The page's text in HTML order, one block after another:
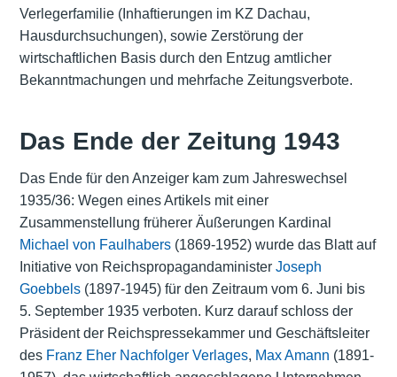
Verlegerfamilie (Inhaftierungen im KZ Dachau,
Hausdurchsuchungen), sowie Zerstörung der
wirtschaftlichen Basis durch den Entzug amtlicher
Bekanntmachungen und mehrfache Zeitungsverbote.
Das Ende der Zeitung 1943
Das Ende für den Anzeiger kam zum Jahreswechsel
1935/36: Wegen eines Artikels mit einer
Zusammenstellung früherer Äußerungen Kardinal
Michael von Faulhabers(1869-1952) wurde das Blatt auf
Initiative von Reichspropagandaminister Joseph
Goebbels(1897-1945) für den Zeitraum vom 6. Juni bis
5. September 1935 verboten. Kurz darauf schloss der
Präsident der Reichspressekammer und Geschäftsleiter
des Franz Eher Nachfolger Verlages, Max Amann (1891-